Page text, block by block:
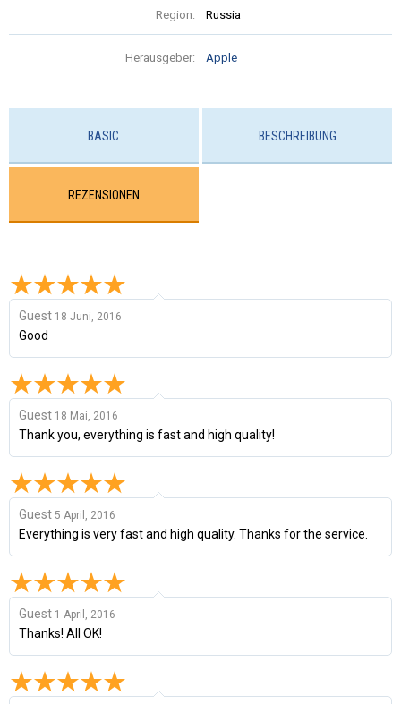
Region: Russia
Herausgeber: Apple
BASIC BESCHREIBUNG
REZENSIONEN
Guest 18 Juni, 2016
Good
Guest 18 Mai, 2016
Thank you, everything is fast and high quality!
Guest 5 April, 2016
Everything is very fast and high quality. Thanks for the service.
Guest 1 April, 2016
Thanks! All OK!